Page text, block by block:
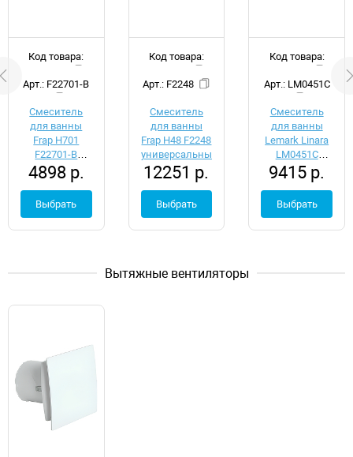
Код товара:
Арт.: F22701-B
Смеситель
для ванны
Frap H701
F22701-B
универсальный
4898 р.
Выбрать
Код товара:
Арт.: F2248
Смеситель
для ванны
Frap H48 F2248
универсальный
12251 р.
Выбрать
Код товара:
Арт.: LM0451C
Смеситель
для ванны
Lemark Linara
LM0451C
универсальный
9415 р.
Выбрать
Вытяжные вентиляторы